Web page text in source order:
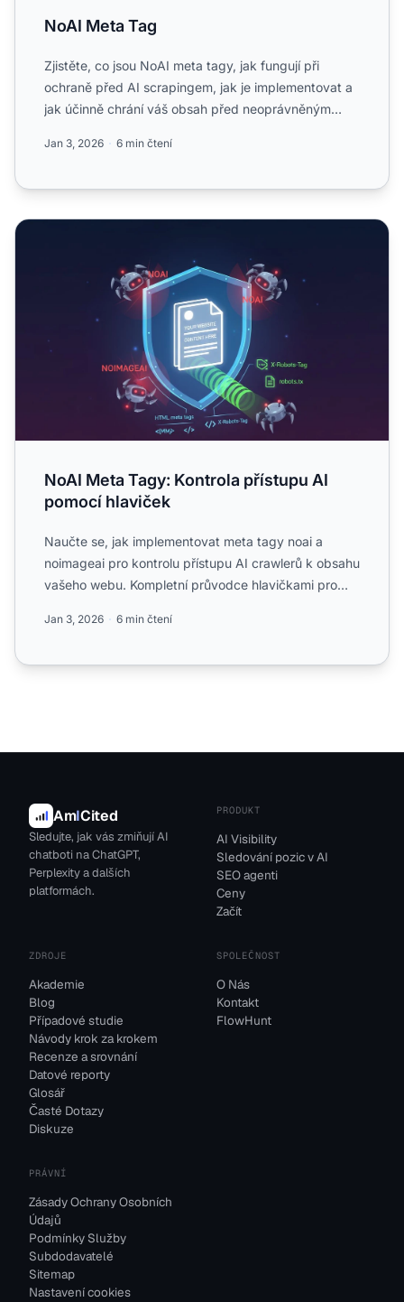
NoAI Meta Tag
Zjistěte, co jsou NoAI meta tagy, jak fungují při
ochraně před AI scrapingem, jak je implementovat a
jak účinně chrání váš obsah před neoprávněným
Jan 3, 2026 6 min čtení
NoAI Meta Tagy: Kontrola přístupu AI pomocí hlaviček
NoAI Meta Tagy: Kontrola přístupu AI
pomocí hlaviček
Naučte se, jak implementovat meta tagy noai a
noimageai pro kontrolu přístupu AI crawlerů k obsahu
vašeho webu. Kompletní průvodce hlavičkami pro
Jan 3, 2026 6 min čtení
AmICited
Sledujte, jak vás zmiňují AI
chatboti na ChatGPT,
Perplexity a dalších
platformách.
PRODUKT
AI Visibility
Sledování pozic v AI
SEO agenti
Ceny
Začít
ZDROJE
Akademie
Blog
Případové studie
Návody krok za krokem
Recenze a srovnání
Datové reporty
Glosář
Časté Dotazy
Diskuze
SPOLEČNOST
O Nás
Kontakt
FlowHunt
PRÁVNÍ
Zásady Ochrany Osobních
Údajů
Podmínky Služby
Subdodavatelé
Sitemap
Nastavení cookies